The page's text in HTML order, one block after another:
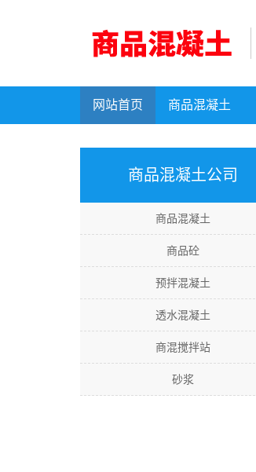
网站首页 商品混凝土
商品混凝土公司
商品混凝土
商品砼
预拌混凝土
透水混凝土
商混搅拌站
砂浆